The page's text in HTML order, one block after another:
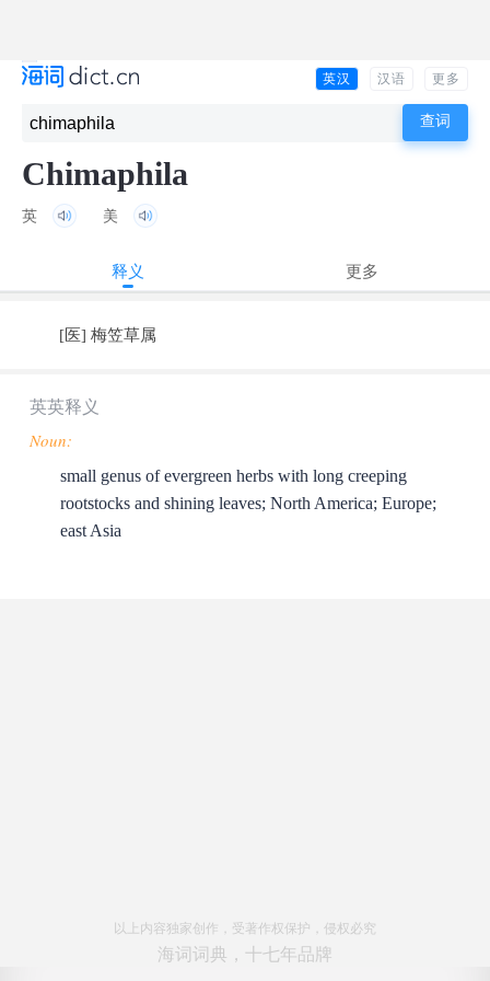
英汉 汉语 更多
Chimaphila
英 美
释义 更多
[医] 梅笠草属
英英释义
Noun:
small genus of evergreen herbs with long creeping
rootstocks and shining leaves; North America; Europe;
east Asia
以上内容独家创作，受著作权保护，侵权必究
海词词典，十七年品牌